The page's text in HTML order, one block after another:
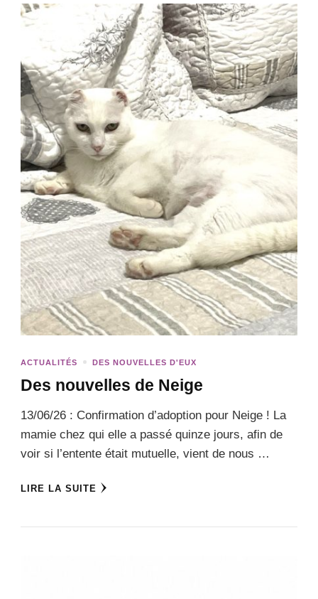
ACTUALITÉS DES NOUVELLES D'EUX
Des nouvelles de Neige
13/06/26 : Confirmation d’adoption pour Neige ! La
mamie chez qui elle a passé quinze jours, afin de
voir si l’entente était mutuelle, vient de nous …
LIRE LA SUITE